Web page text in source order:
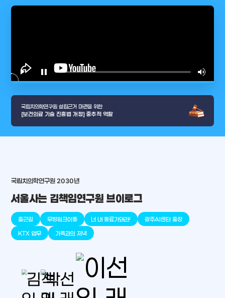
arrow_selector_tool
place
천안
place
세종
place
판교
place
오송
place
대덕
place
원주
play_arrow pause volume_up
국립치의학연구원 설립근거 마련을 위한
[보건의료 기술 진흥법 개정] 중추적 역할
국립치의학연구원 2030년
서울사는 김책임연구원 브이로그
출근길 무빙워크이동 너 내 동료가돼라! 광주AI센터 출장
KTX 업무 가족과의 저녁